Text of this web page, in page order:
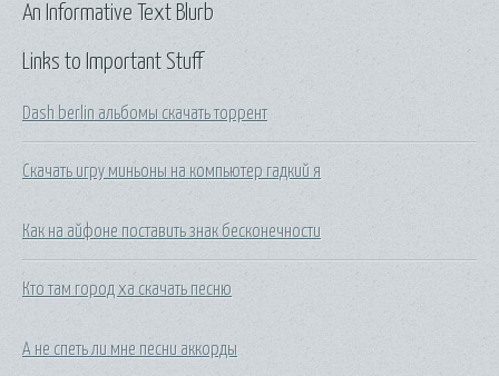
Links to Important Stuff
Dash berlin альбомы скачать торрент
Скачать игру миньоны на компьютер гадкий я
Как на айфоне поставить знак бесконечности
Кто там город ха скачать песню
А не спеть ли мне песни аккорды
An Informative Text Blurb